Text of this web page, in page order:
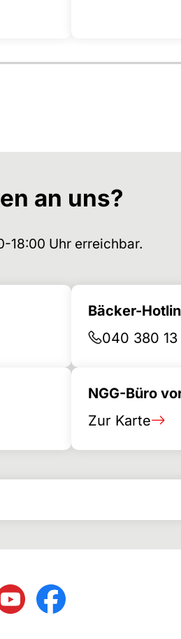
an uns?
18:00 Uhr erreichbar.
Bäcker-
040 380 13
NGG-Büro
Zur Karte